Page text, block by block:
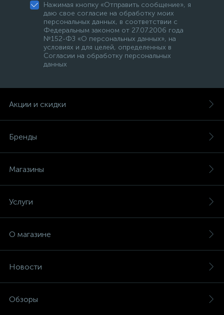
Нажимая кнопку «Отправить сообщение», я
даю свое согласие на обработку моих
персональных данных, в соответствии с
Федеральным законом от 27.07.2006 года
№152-ФЗ «О персональных данных», на
условиях и для целей, определенных в
Согласии на обработку персональных
данных
Акции и скидки
Бренды
Магазины
Услуги
О магазине
Новости
Обзоры